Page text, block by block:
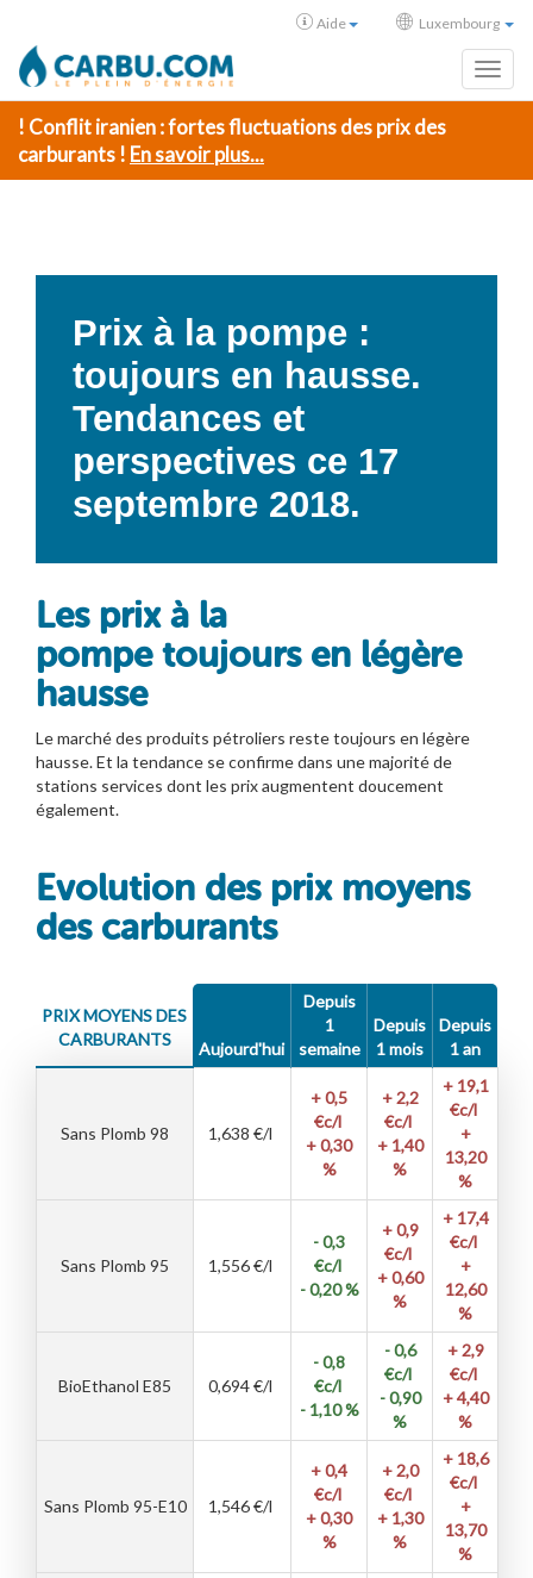
Aide Luxembourg
! Conflit iranien : fortes fluctuations des prix des
carburants ! En savoir plus...
Prix à la pompe :
toujours en hausse.
Tendances et
perspectives ce 17
septembre 2018.
Les prix à la
pompe toujours en légère
hausse
Le marché des produits pétroliers reste toujours en légère
hausse. Et la tendance se confirme dans une majorité de
stations services dont les prix augmentent doucement
également.
Evolution des prix moyens
des carburants
PRIX MOYENS DES
CARBURANTS
Aujourd'hui
Depuis
1
semaine
Depuis
1 mois
Depuis
1 an
Sans Plomb 98 1,638 €/l
+ 0,5
€c/l
+ 0,30
%
+ 2,2
€c/l
+ 1,40
%
+ 19,1
€c/l
+
13,20
%
Sans Plomb 95 1,556€/l
- 0,3
€c/l
- 0,20 %
+ 0,9
€c/l
+ 0,60
%
+ 17,4
€c/l
+
12,60
%
BioEthanol E85 0,694€/l
- 0,8
€c/l
- 1,10 %
- 0,6
€c/l
- 0,90
%
+ 2,9
€c/l
+ 4,40
%
Sans Plomb 95-E10 1,546€/l
+ 0,4
€c/l
+ 0,30
%
+ 2,0
€c/l
+ 1,30
%
+ 18,6
€c/l
+
13,70
%